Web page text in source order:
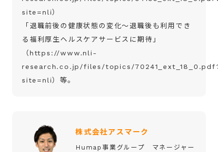
site=nli）
「退職前後の健康状態の変化～退職後も利用でき
る福利厚生ヘルスケアサービスに期待」
（https://www.nli-
research.co.jp/files/topics/
site=nli）等。
株式会社アスマーク
Humap事業グループ マネージャー